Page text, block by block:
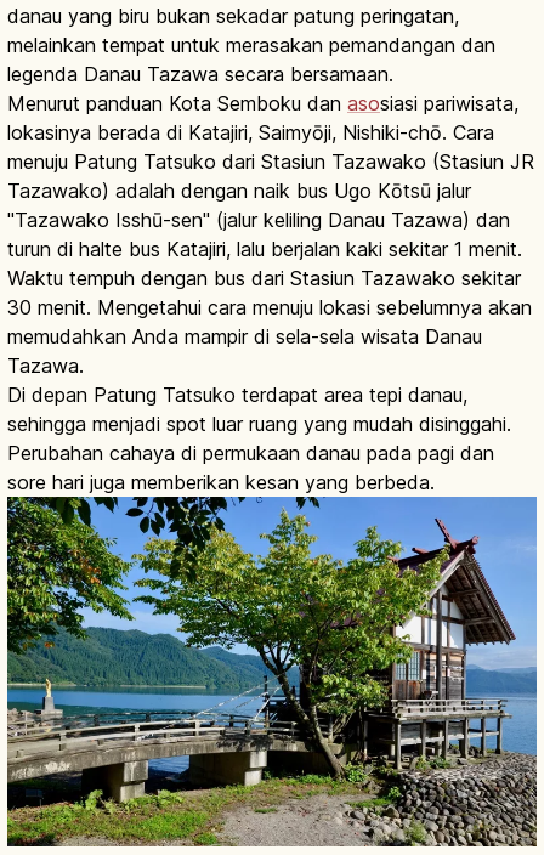
danau yang biru bukan sekadar patung peringatan,
melainkan tempat untuk merasakan pemandangan dan
legenda Danau Tazawa secara bersamaan.
Menurut panduan Kota Semboku dan asosiasi pariwisata,
lokasinya berada di Katajiri, Saimyōji, Nishiki-chō. Cara
menuju Patung Tatsuko dari Stasiun Tazawako (Stasiun JR
Tazawako) adalah dengan naik bus Ugo Kōtsū jalur
"Tazawako Isshū-sen" (jalur keliling Danau Tazawa) dan
turun di halte bus Katajiri, lalu berjalan kaki sekitar 1 menit.
Waktu tempuh dengan bus dari Stasiun Tazawako sekitar
30 menit. Mengetahui cara menuju lokasi sebelumnya akan
memudahkan Anda mampir di sela-sela wisata Danau
Tazawa.
Di depan Patung Tatsuko terdapat area tepi danau,
sehingga menjadi spot luar ruang yang mudah disinggahi.
Perubahan cahaya di permukaan danau pada pagi dan
sore hari juga memberikan kesan yang berbeda.